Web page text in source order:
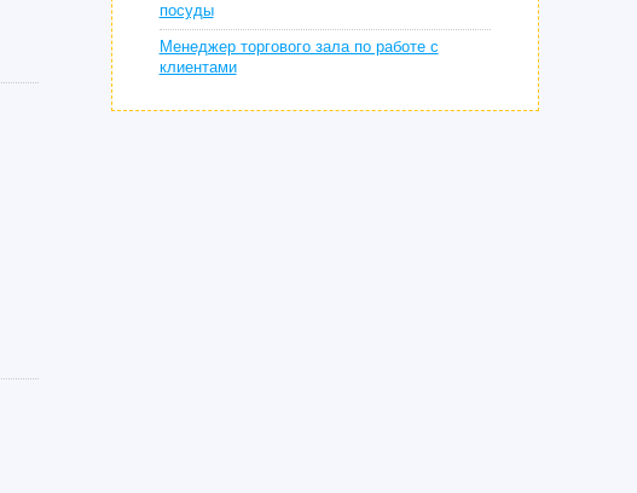
посуды
Менеджер торгового зала по работе с
клиентами